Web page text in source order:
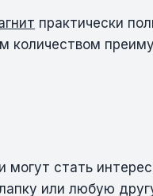
практически
количеством
могут стать
или любую